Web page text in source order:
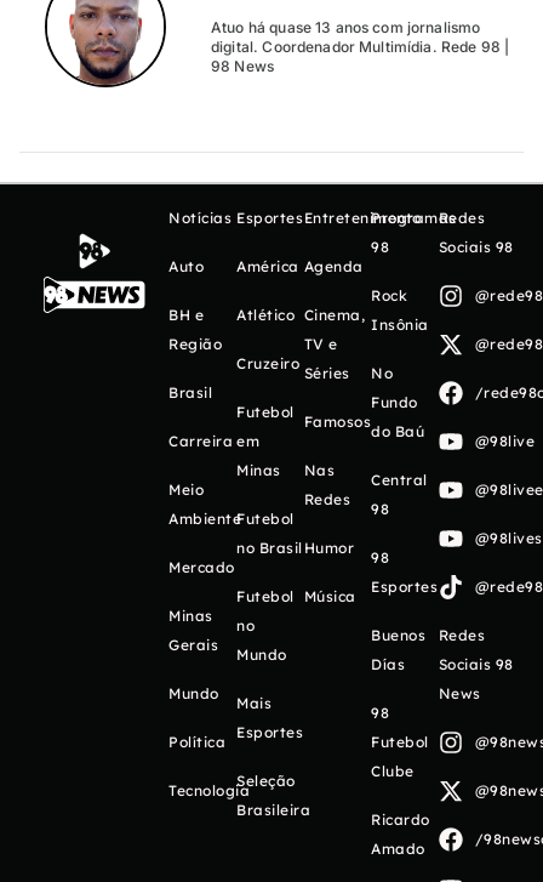
Atuo há quase 13 anos com jornalismo
digital. Coordenador Multimídia. Rede 98 |
98 News
Notícias
Auto
BH e
Região
Brasil
Carreira
Meio
Ambiente
Mercado
Minas
Gerais
Mundo
Política
Tecnologia
Esportes
América
Atlético
Cruzeiro
Futebol
em
Minas
Futebol
no Brasil
Futebol
no
Mundo
Mais
Esportes
Seleção
Brasileira
Entretenimento
Agenda
Cinema,
TV e
Séries
Famosos
Nas
Redes
Humor
Música
Programas
98
Rock
Insônia
No
Fundo
do Baú
Central
98
98
Esportes
Buenos
Días
98
Futebol
Clube
Ricardo
Amado
Redes
Sociais 98
/
@98live
Redes
Sociais 98
News
/